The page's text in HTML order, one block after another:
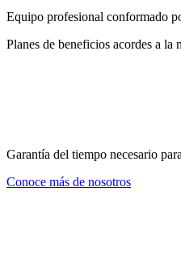
Equipo profesional conformado
Planes de beneficios acordes a la
Garantía del tiempo necesario
Conoce más de nosotros